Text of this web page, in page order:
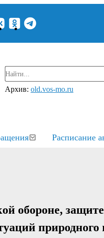
Архив: old.vos-mo.ru
Расписание
обороне,
природного